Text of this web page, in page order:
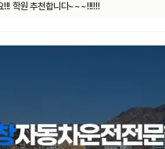
!!! 학원 추천합니다~~~!!!!!!